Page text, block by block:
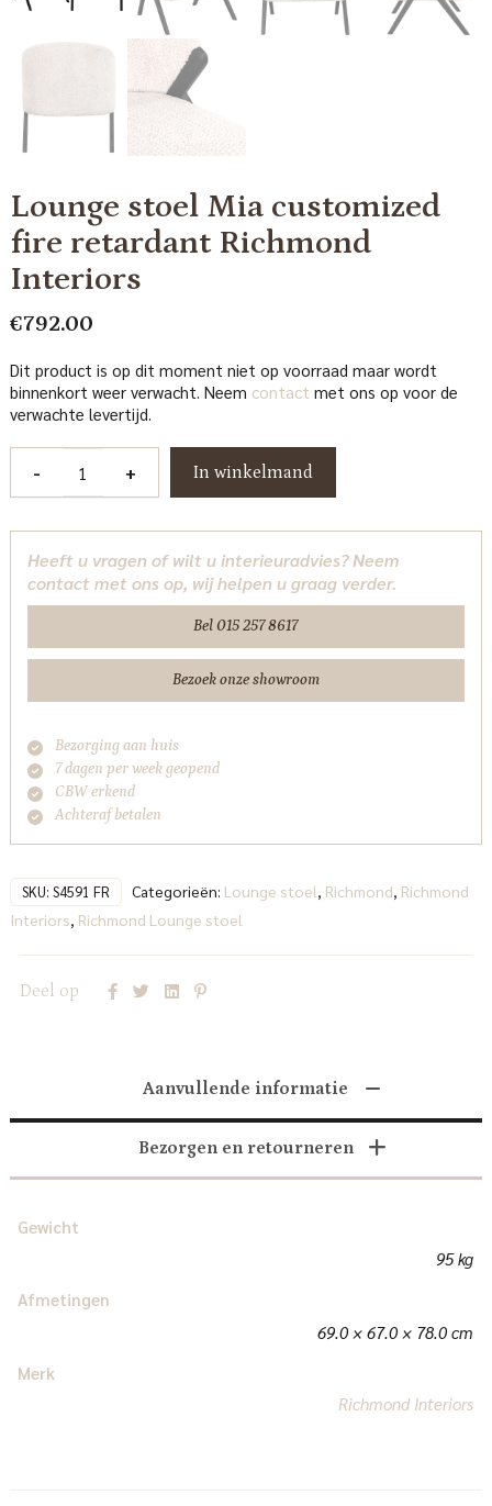
Lounge stoel Mia customized
fire retardant Richmond
Interiors
€792.00
Dit product is op dit moment niet op voorraad maar wordt
binnenkort weer verwacht. Neem contact met ons op voor de
verwachte levertijd.
-
customized
fire
retardant
Interiors
+ In winkelmand
Heeft u vragen of wilt u interieuradvies? Neem
contact met ons op, wij helpen u graag verder.
Bel 015 257 8617
Bezoek onze showroom
Bezorging aan huis
7 dagen per week geopend
CBW erkend
Achteraf betalen
SKU: S4591 FR Categorieën: Lounge stoel, Richmond, Richmond
Interiors, Richmond Lounge stoel
Deel op
Aanvullende informatie
Bezorgen en retourneren
Gewicht
95 kg
Afmetingen
69.0 × 67.0 × 78.0 cm
Merk
Richmond Interiors